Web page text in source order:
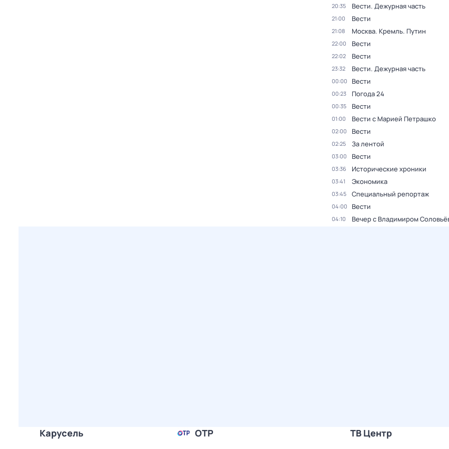
20:35 Вести. Дежурная часть
21:00 Вести
21:08 Москва. Кремль. Путин
22:00 Вести
22:02 Вести
23:32 Вести. Дежурная часть
00:00 Вести
00:23 Погода 24
00:35 Вести
01:00 Вести с Марией Петрашко
02:00 Вести
02:25 За лентой
03:00 Вести
03:36 Исторические хроники
03:41 Экономика
03:45 Специальный репортаж
04:00 Вести
04:10 Вечер с Владимиром
Карусель ОТР ТВ Центр